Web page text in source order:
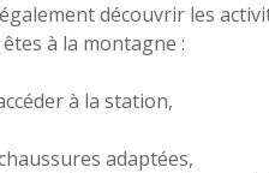
découvrir les
à la montagne :
à la station,
adaptées,